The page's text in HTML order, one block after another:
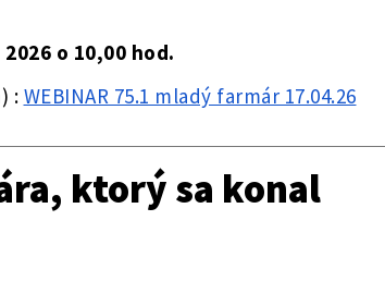
o 10,00 hod.
: WEBINAR 75.1 mladý farmár 17.04.26
ktorý sa konal